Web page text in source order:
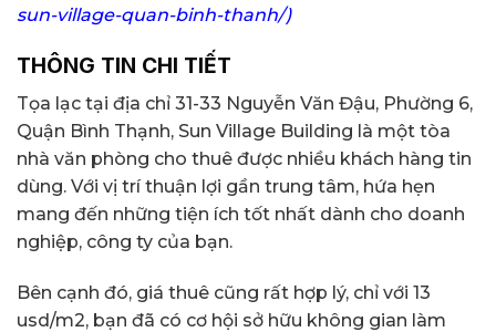
sun-village-quan-binh-thanh/)
THÔNG TIN CHI TIẾT
Tọa lạc tại địa chỉ 31-33 Nguyễn Văn Đậu, Phường 6,
Quận Bình Thạnh, Sun Village Building là một tòa
nhà văn phòng cho thuê được nhiều khách hàng tin
dùng. Với vị trí thuận lợi gần trung tâm, hứa hẹn
mang đến những tiện ích tốt nhất dành cho doanh
nghiệp, công ty của bạn.
Bên cạnh đó, giá thuê cũng rất hợp lý, chỉ với 13
usd/m2, bạn đã có cơ hội sở hữu không gian làm